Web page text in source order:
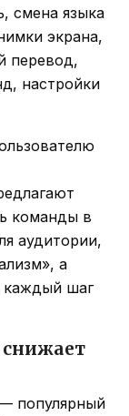
смена языка
экрана,
перевод,
настройки
команды в
аудитории,
а
каждый шаг
снижает
— популярный